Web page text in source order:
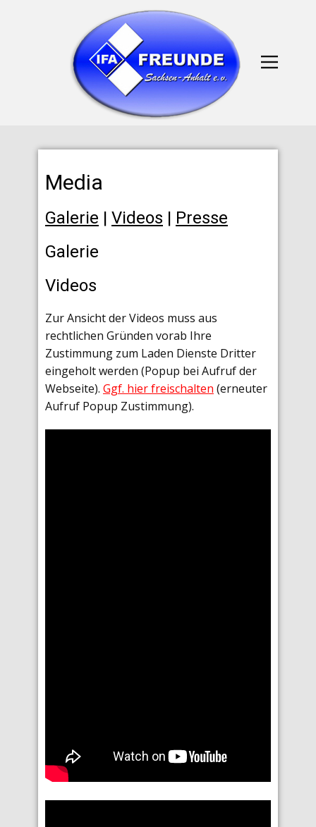
Media
Galerie | Videos | Presse
Galerie
Videos
Zur Ansicht der Videos muss aus
rechtlichen Gründen vorab Ihre
Zustimmung zum Laden Dienste Dritter
eingeholt werden (Popup bei Aufruf der
Webseite). Ggf. hier freischalten (erneuter
Aufruf Popup Zustimmung).